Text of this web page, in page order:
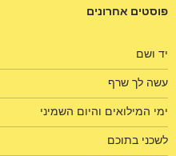
פוסטים אחרונים
יד ושם
עשה לך שרף
ימי המילואים והיום השמיני
לשכני בתוכם